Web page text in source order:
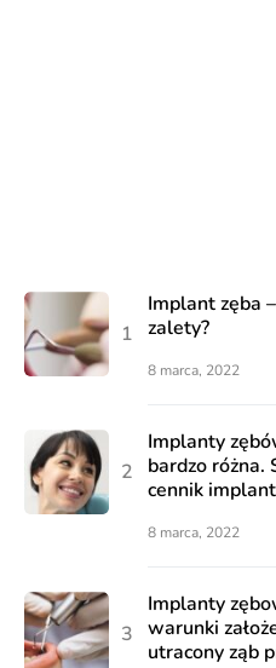
Implant zęba
zalety?
8 marca, 2022
Implanty
bardzo różna.
cennik
8 marca, 2022
Implanty
warunki
utracony ząb